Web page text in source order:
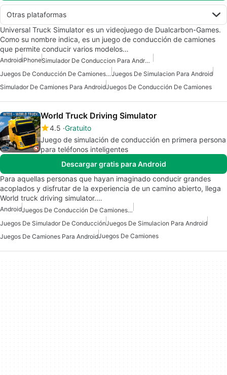
Otras plataformas
Universal Truck Simulator es un videojuego de Dualcarbon-Games.
Como su nombre indica, es un juego de conducción de camiones
que permite conducir varios modelos…
AndroidiPhone
Simulador De Conduccion Para Android
Juegos De Conducción De Camiones Para AndroidJuegos De Simulacion Para Android
Simulador De Camiones Para AndroidJuegos De Conducción De Camiones
World Truck Driving Simulator
4.5 Gratuito
Juego de simulación de conducción en primera persona
para teléfonos inteligentes
Descargar gratis para Android
Para aquellas personas que hayan imaginado conducir grandes
acoplados y disfrutar de la experiencia de un camino abierto, llega
World truck driving simulator.…
Android
Juegos De Conducción De Camiones Gratis
Juegos De Simulador De ConducciónJuegos De Simulacion Para Android
Juegos De Camiones Para AndroidJuegos De Camiones